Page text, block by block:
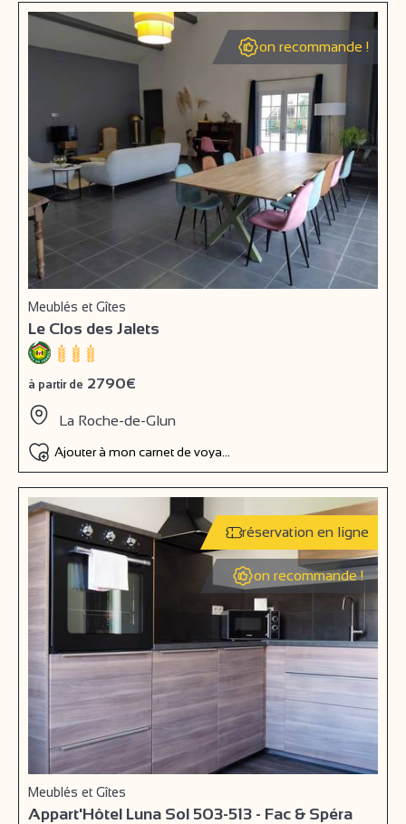
on recommande !
Meublés et Gîtes
Le Clos des Jalets
à partir de 2790€
La Roche-de-Glun
Ajouter à mon carnet de voyage
réservation en ligne
on recommande !
Meublés et Gîtes
Appart'Hôtel Luna Sol 503-513 - Fac & Spéra